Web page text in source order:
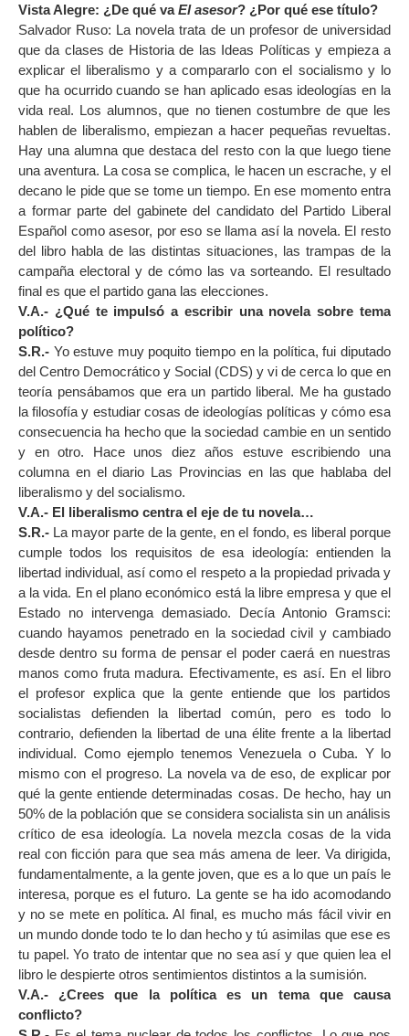
Vista Alegre: ¿De qué vaEl asesor? ¿Por qué ese título?
Salvador Ruso: La novela trata de un profesor de universidad
que da clases de Historia de las Ideas Políticas y empieza a
explicar el liberalismo y a compararlo con el socialismo y lo
que ha ocurrido cuando se han aplicado esas ideologías en la
vida real. Los alumnos, que no tienen costumbre de que les
hablen de liberalismo, empiezan a hacer pequeñas revueltas.
Hay una alumna que destaca del resto con la que luego tiene
una aventura. La cosa se complica, le hacen un escrache, y el
decano le pide que se tome un tiempo. En ese momento entra
a formar parte del gabinete del candidato del Partido Liberal
Español como asesor, por eso se llama así la novela. El resto
del libro habla de las distintas situaciones, las trampas de la
campaña electoral y de cómo las va sorteando. El resultado
final es que el partido gana las elecciones.
V.A.- ¿Qué te impulsó a escribir una novela sobre tema
político?
S.R.- Yo estuve muy poquito tiempo en la política, fui diputado
del Centro Democrático y Social (CDS) y vi de cerca lo que en
teoría pensábamos que era un partido liberal. Me ha gustado
la filosofía y estudiar cosas de ideologías políticas y cómo esa
consecuencia ha hecho que la sociedad cambie en un sentido
y en otro. Hace unos diez años estuve escribiendo una
columna en el diario Las Provincias en las que hablaba del
liberalismo y del socialismo.
V.A.- El liberalismo centra el eje de tu novela…
S.R.- La mayor parte de la gente, en el fondo, es liberal porque
cumple todos los requisitos de esa ideología: entienden la
libertad individual, así como el respeto a la propiedad privada y
a la vida. En el plano económico está la libre empresa y que el
Estado no intervenga demasiado. Decía Antonio Gramsci:
cuando hayamos penetrado en la sociedad civil y cambiado
desde dentro su forma de pensar el poder caerá en nuestras
manos como fruta madura. Efectivamente, es así. En el libro
el profesor explica que la gente entiende que los partidos
socialistas defienden la libertad común, pero es todo lo
contrario, defienden la libertad de una élite frente a la libertad
individual. Como ejemplo tenemos Venezuela o Cuba. Y lo
mismo con el progreso. La novela va de eso, de explicar por
qué la gente entiende determinadas cosas. De hecho, hay un
50% de la población que se considera socialista sin un análisis
crítico de esa ideología. La novela mezcla cosas de la vida
real con ficción para que sea más amena de leer. Va dirigida,
fundamentalmente, a la gente joven, que es a lo que un país le
interesa, porque es el futuro. La gente se ha ido acomodando
y no se mete en política. Al final, es mucho más fácil vivir en
un mundo donde todo te lo dan hecho y tú asimilas que ese es
tu papel. Yo trato de intentar que no sea así y que quien lea el
libro le despierte otros sentimientos distintos a la sumisión.
V.A.- ¿Crees que la política es un tema que causa
conflicto?